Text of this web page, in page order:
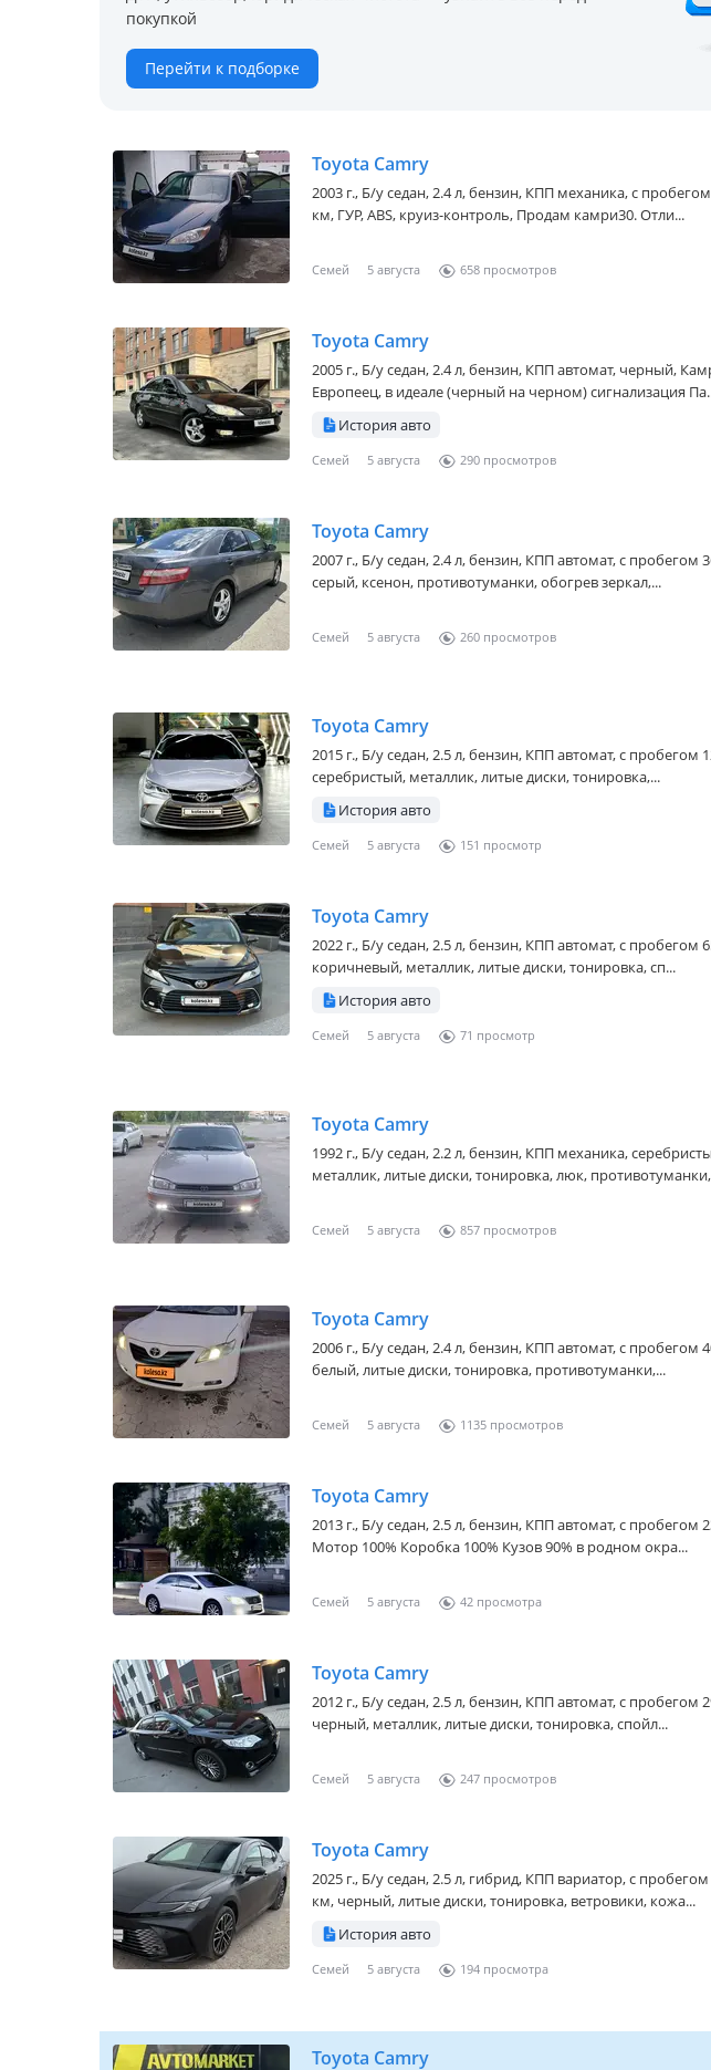
покупкой
Перейти к подборке
Toyota Camry
2003 г., Б/у седан, 2.4 л, бензин, КПП механика, с
км, ГУР, ABS, круиз-контроль, Продам камри30. Отли...
Семей 5 августа 658
Toyota Camry
2005 г., Б/у седан, 2.4 л, бензин, КПП автомат, черный,
Европеец, в идеале (черный на черном) сигнализация
История авто
Семей 5 августа 290
Toyota Camry
2007 г., Б/у седан, 2.4 л, бензин, КПП автомат, с пробегом
серый, ксенон, противотуманки, обогрев зеркал,...
Семей 5 августа 260
Toyota Camry
2015 г., Б/у седан, 2.5 л, бензин, КПП автомат, с пробегом
серебристый, металлик, литые диски, тонировка,...
История авто
Семей 5 августа 151
Toyota Camry
2022 г., Б/у седан, 2.5 л, бензин, КПП автомат, с пробегом
коричневый, металлик, литые диски, тонировка, сп...
История авто
Семей 5 августа 71
Toyota Camry
1992 г., Б/у седан, 2.2 л, бензин, КПП механика,
металлик, литые диски, тонировка, люк,
Семей 5 августа 857
Toyota Camry
2006 г., Б/у седан, 2.4 л, бензин, КПП автомат, с пробегом
белый, литые диски, тонировка, противотуманки,...
Семей 5 августа 1135
Toyota Camry
2013 г., Б/у седан, 2.5 л, бензин, КПП автомат, с пробегом
Мотор 100% Коробка 100% Кузов 90% в родном окра...
Семей 5 августа 42
Toyota Camry
2012 г., Б/у седан, 2.5 л, бензин, КПП автомат, с пробегом
черный, металлик, литые диски, тонировка, спойл...
Семей 5 августа 247
Toyota Camry
2025 г., Б/у седан, 2.5 л, гибрид, КПП вариатор, с пробегом
км, черный, литые диски, тонировка, ветровики, кожа...
История авто
Семей 5 августа 194
Toyota Camry